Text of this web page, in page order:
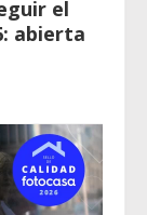
el
abierta